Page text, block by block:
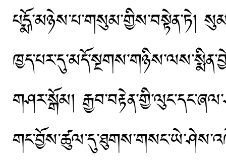
པདྨོ་མཉེས་པ་གསུམ་གྱིས་བསྟེན་ཏེ།
གཤར་སྒོམ།